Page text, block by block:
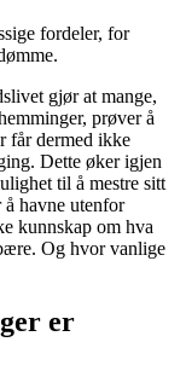
fordeler, for
gjør at mange,
prøver å
får dermed ikke
Dette øker igjen
til å mestre sitt
å havne utenfor
kunnskap om hva
Og hvor vanlige
er